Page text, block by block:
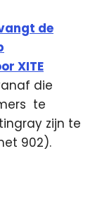
de
XITE
die
te
zijn te
902).